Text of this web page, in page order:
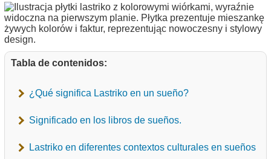
Tabla de contenidos:
¿Qué significa Lastriko en un sueño?
Significado en los libros de sueños.
Lastriko en diferentes contextos culturales en sueños